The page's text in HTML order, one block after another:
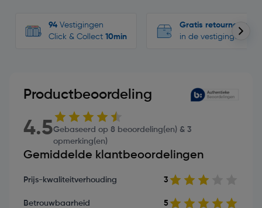
94 Vestigingen
Click & Collect 10min
Gratis retourneren
in de vestigingen
Productbeoordeling
4.5Gebaseerd op 8 beoordeling(en) & 3
opmerking(en)
Gemiddelde klantbeoordelingen
Prijs-kwaliteitverhouding 3
Betrouwbaarheid 5